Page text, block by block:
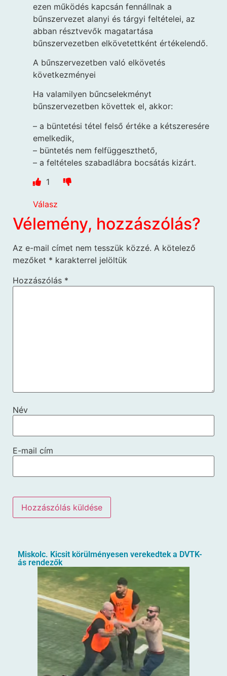
ezen működés kapcsán fennállnak a
bűnszervezet alanyi és tárgyi feltételei, az
abban résztvevők magatartása
bűnszervezetben elkövetettként értékelendő.
A bűnszervezetben való elkövetés
következményei
Ha valamilyen bűncselekményt
bűnszervezetben követtek el, akkor:
– a büntetési tétel felső értéke a kétszeresére
emelkedik,
– büntetés nem felfüggeszthető,
– a feltételes szabadlábra bocsátás kizárt.
1
Válasz
Vélemény, hozzászólás?
Az e-mail címet nem tesszük közzé. A kötelező
mezőket * karakterrel jelöltük
Hozzászólás *
Név
E-mail cím
Miskolc. Kicsit körülményesen verekedtek a DVTK-
ás rendezők